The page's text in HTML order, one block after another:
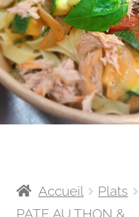
Accueil Plats
PATE AU THON &